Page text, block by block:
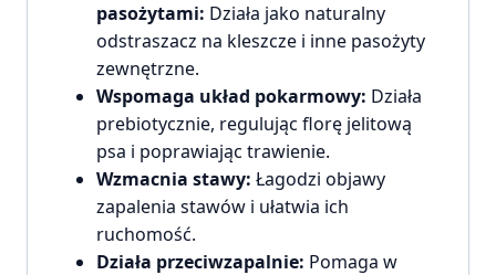
pasożytami: Działa jako naturalny
odstraszacz na kleszcze i inne pasożyty
zewnętrzne.
Wspomaga układ pokarmowy: Działa
prebiotycznie, regulując florę jelitową
psa i poprawiając trawienie.
Wzmacnia stawy: Łagodzi objawy
zapalenia stawów i ułatwia ich
ruchomość.
Działa przeciwzapalnie: Pomaga w